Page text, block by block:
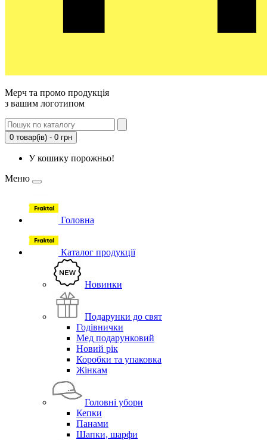
Мерч та промо продукція
з вашим логотипом
0 товар(ів) - 0 грн
У кошику порожньо!
Меню
Головна
Каталог продукції
Новинки
Подарунки до свят
Годівнички
Мед подарунковий
Новий рік
Коробки та упаковка
Жінкам
Головні убори
Кепки
Панами
Шапки, шарфи